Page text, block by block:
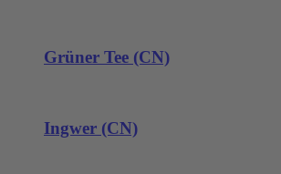
Grüner Tee (CN)
Ingwer (CN)